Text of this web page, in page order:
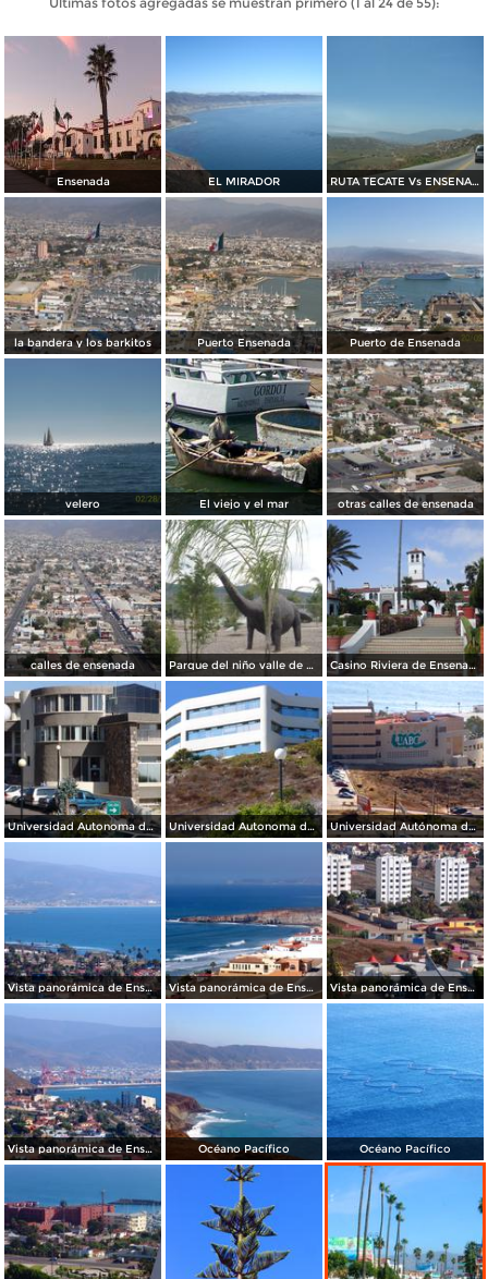
Ensenada EL MIRADOR RUTA TECATE Vs ENSENADA
la bandera y los barkitos Puerto Ensenada Puerto de Ensenada
velero El viejo y el mar otras calles de ensenada
calles de ensenada Parque del niño valle de guadalupe Casino Riviera de Ensenada
Universidad Autonoma de México (UNAM) Universidad Autonoma de México (UNAM) Universidad Autónoma de Baja California (UABC)
Vista panorámica de Ensenada Vista panorámica de Ensenada Vista panorámica de Ensenada
Vista panorámica de Ensenada Océano Pacífico Océano Pacífico